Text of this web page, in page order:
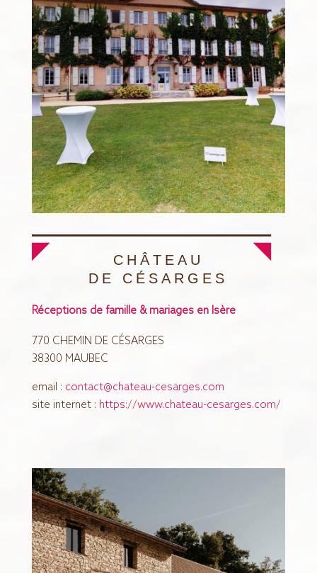
CHÂTEAU
DE CÉSARGES
Réceptions de famille & mariages en Isère
770 CHEMIN DE CÉSARGES
38300 MAUBEC
email : contact@chateau-cesarges.com
site internet : https://www.chateau-cesarges.com/